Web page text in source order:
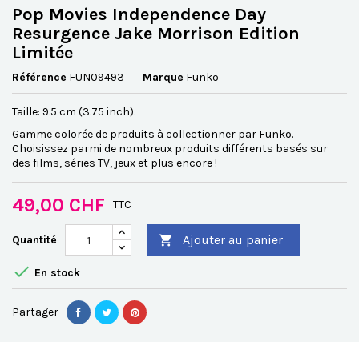
Pop Movies Independence Day
Resurgence Jake Morrison Edition
Limitée
Référence FUN09493 Marque Funko
Taille: 9.5 cm (3.75 inch).
Gamme colorée de produits à collectionner par Funko.
Choisissez parmi de nombreux produits différents basés sur
des films, séries TV, jeux et plus encore !
49,00 CHF TTC
Quantité  Ajouter au panier
 En stock
Partager